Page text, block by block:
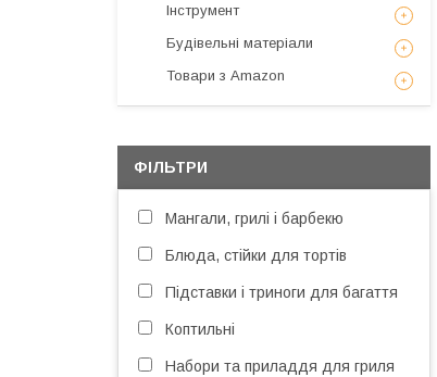
Інструмент
Будівельні матеріали
Товари з Amazon
ФІЛЬТРИ
Мангали, грилі і барбекю
Блюда, стійки для тортів
Підставки і триноги для багаття
Коптильні
Набори та приладдя для гриля